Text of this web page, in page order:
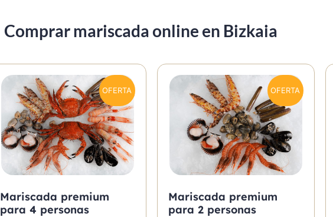
Comprar mariscada online en Bizkaia
OFERTA
Mariscada premium
para 4 personas
OFERTA
Mariscada premium
para 2 personas